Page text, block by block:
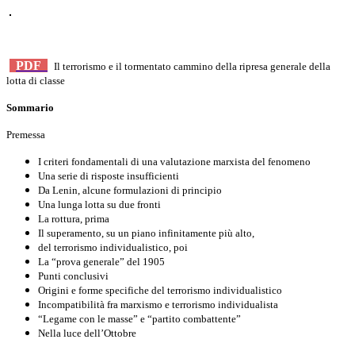
PDF
Il terrorismo e il tormentato cammino della ripresa generale della
lotta di classe
Sommario
Premessa
I criteri fondamentali di una valutazione marxista del fenomeno
Una serie di risposte insufficienti
Da Lenin, alcune formulazioni di principio
Una lunga lotta su due fronti
La rottura, prima
Il superamento, su un piano infinitamente più alto,
del terrorismo individualistico, poi
La “prova generale” del 1905
Punti conclusivi
Origini e forme specifiche del terrorismo individualistico
Incompatibilità fra marxismo e terrorismo individualista
“Legame con le masse” e “partito combattente”
Nella luce dell’Ottobre